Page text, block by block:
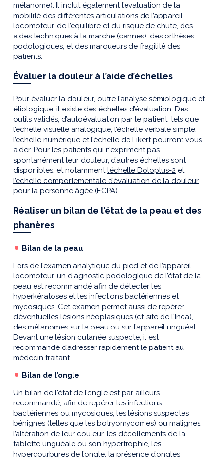
mélanome). Il inclut également l’évaluation de la
mobilité des différentes articulations de l’appareil
locomoteur, de l’équilibre et du risque de chute, des
aides techniques à la marche (cannes), des orthèses
podologiques, et des marqueurs de fragilité des
patients.
Évaluer la douleur à l’aide d’échelles
Pour évaluer la douleur, outre l’analyse sémiologique et
étiologique, il existe des échelles d’évaluation. Des
outils validés, d’autoévaluation par le patient, tels que
l’échelle visuelle analogique, l’échelle verbale simple,
l’échelle numérique et l’échelle de Likert pourront vous
aider. Pour les patients qui n’expriment pas
spontanément leur douleur, d’autres échelles sont
disponibles, et notammentl’échelle Doloplus-2 et
l’échelle comportementale d’évaluation de la douleur
pour la personne âgée (ECPA).
Réaliser un bilan de l’état de la peau et des
phanères
Bilan de la peau
Lors de l’examen analytique du pied et de l’appareil
locomoteur, un diagnostic podologique de l’état de la
peau est recommandé afin de détecter les
hyperkératoses et les infections bactériennes et
mycosiques. Cet examen permet aussi de repérer
d’éventuelles lésions néoplasiques (cf. site de l'Inca),
des mélanomes sur la peau ou sur l’appareil unguéal.
Devant une lésion cutanée suspecte, il est
recommandé d’adresser rapidement le patient au
médecin traitant.
Bilan de l’ongle
Un bilan de l'état de l’ongle est par ailleurs
recommandé, afin de repérer les infections
bactériennes ou mycosiques, les lésions suspectes
bénignes (telles que les botryomycomes) ou malignes,
l’altération de leur couleur, les décollements de la
tablette unguéale ou son hypertrophie, les
hypercourbures de l’ongle, la présence d’ongles